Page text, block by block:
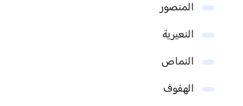
المنصور
النعيرية
النماص
الهفوف